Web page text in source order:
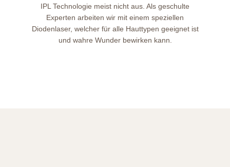
IPL Technologie meist nicht aus. Als geschulte
Experten arbeiten wir mit einem speziellen
Diodenlaser, welcher für alle Hauttypen geeignet ist
und wahre Wunder bewirken kann.